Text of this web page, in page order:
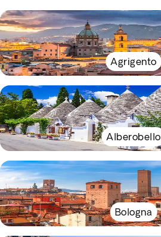
Agrigento
Alberobello
Bologna